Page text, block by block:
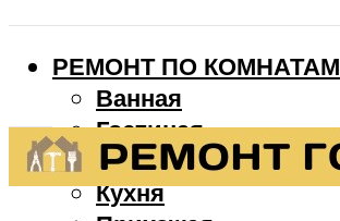
РЕМОНТ ПО КОМНАТАМ
Ванная
Гостиная
Детская
Кухня